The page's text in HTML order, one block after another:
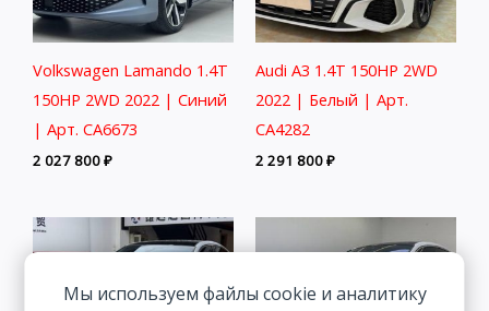
Volkswagen Lamando 1.4T
150HP 2WD 2022 | Синий
| Арт. CA6673
2 027 800₽
Audi A3 1.4T 150HP 2WD
2022 | Белый | Арт.
CA4282
2 291 800₽
Мы используем файлы cookie и аналитику